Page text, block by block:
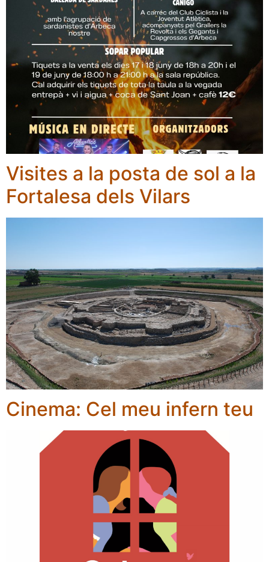
Visites a la posta de sol a la
Fortalesa dels Vilars
Cinema: Cel meu infern teu